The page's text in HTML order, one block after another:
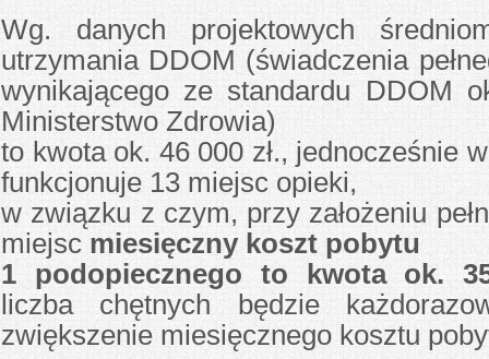
Wg. danych projektowych
utrzymania DDOM (świadczenia
wynikającego ze standardu DDOM
Ministerstwo Zdrowia)
to kwota ok. 46 000 zł., jednocześnie
funkcjonuje 13 miejsc opieki,
w związku z czym, przy założeniu
miejsc miesięczny koszt pobytu
1 podopiecznego to kwota ok.
liczba chętnych będzie
zwiększenie miesięcznego kosztu